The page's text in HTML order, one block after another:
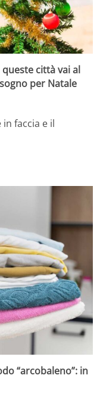
città vai al
per Natale
faccia e il
“arcobaleno”: in